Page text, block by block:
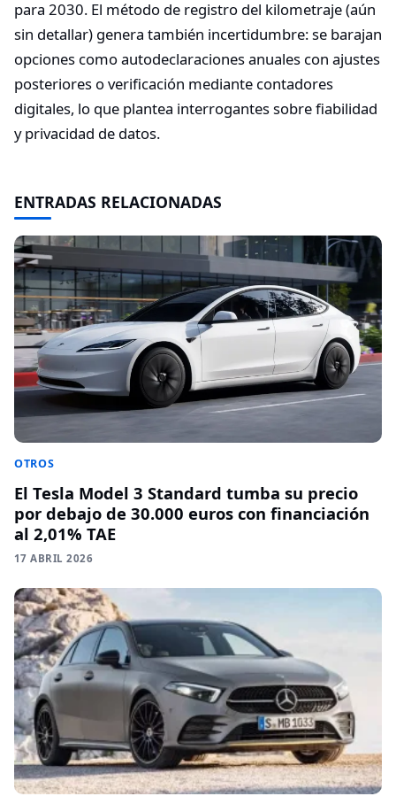
para 2030. El método de registro del kilometraje (aún
sin detallar) genera también incertidumbre: se barajan
opciones como autodeclaraciones anuales con ajustes
posteriores o verificación mediante contadores
digitales, lo que plantea interrogantes sobre fiabilidad
y privacidad de datos.​
ENTRADAS RELACIONADAS
OTROS
El Tesla Model 3 Standard tumba su precio
por debajo de 30.000 euros con financiación
al 2,01% TAE
17 ABRIL 2026